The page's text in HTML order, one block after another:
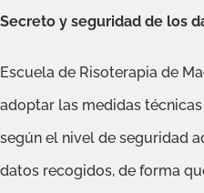
Secreto y seguridad de los
Escuela de Risoterapia de
adoptar las medidas
según el nivel de seguridad
datos recogidos, de forma